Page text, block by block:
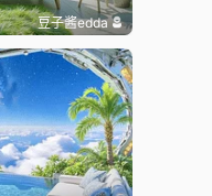
豆子酱edda